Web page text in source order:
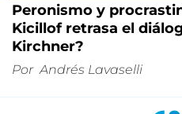
Peronismo y
Kicillof retrasa el
Kirchner?
Por Andrés Lavaselli